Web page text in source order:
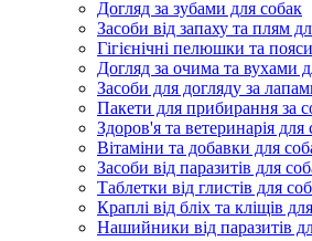
Догляд за зубами для собак
Засоби від запаху та плям
Гігієнічні пелюшки та
Догляд за очима та вухами
Засоби для догляду за
Пакети для прибирання за
Здоров'я та ветеринарія для
Вітаміни та добавки для
Засоби від паразитів для
Таблетки від глистів для
Краплі від бліх та кліщів
Нашийники від паразитів